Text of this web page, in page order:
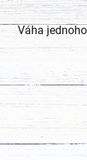
Váha